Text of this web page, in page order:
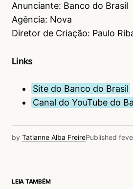
Anunciante: Banco do Brasil
Agência: Nova
Diretor de Criação: Paulo
Links
Site do Banco do Brasil
Canal do YouTube do
by Tatianne Alba FreirePublished
LEIA TAMBÉM